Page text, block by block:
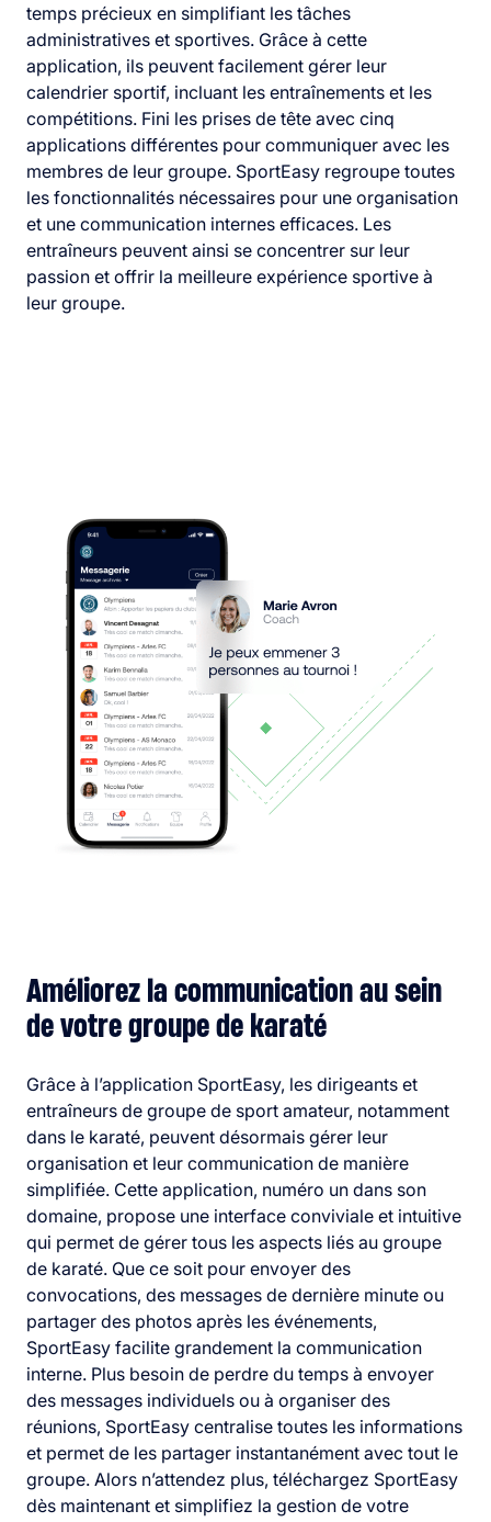
temps précieux en simplifiant les tâches
administratives et sportives. Grâce à cette
application, ils peuvent facilement gérer leur
calendrier sportif, incluant les entraînements et les
compétitions. Fini les prises de tête avec cinq
applications différentes pour communiquer avec les
membres de leur groupe. SportEasy regroupe toutes
les fonctionnalités nécessaires pour une organisation
et une communication internes efficaces. Les
entraîneurs peuvent ainsi se concentrer sur leur
passion et offrir la meilleure expérience sportive à
leur groupe.
Améliorez la communication au sein
de votre groupe de karaté
Grâce à l’application SportEasy, les dirigeants et
entraîneurs de groupe de sport amateur, notamment
dans le karaté, peuvent désormais gérer leur
organisation et leur communication de manière
simplifiée. Cette application, numéro un dans son
domaine, propose une interface conviviale et intuitive
qui permet de gérer tous les aspects liés au groupe
de karaté. Que ce soit pour envoyer des
convocations, des messages de dernière minute ou
partager des photos après les événements,
SportEasy facilite grandement la communication
interne. Plus besoin de perdre du temps à envoyer
des messages individuels ou à organiser des
réunions, SportEasy centralise toutes les informations
et permet de les partager instantanément avec tout le
groupe. Alors n’attendez plus, téléchargez SportEasy
dès maintenant et simplifiez la gestion de votre